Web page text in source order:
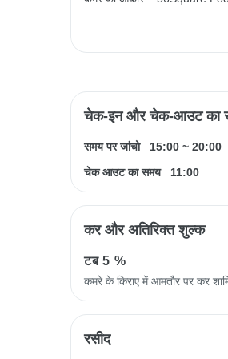
चेक-इन और चेक-आउट का
समय पर जांचो 15:00 ~ 20:00
चेक आउट का समय
11:00
कर और अतिरिक्त शुल्क
टब5 %
कमरे के किराए में आमतौर पर कर
रसीद